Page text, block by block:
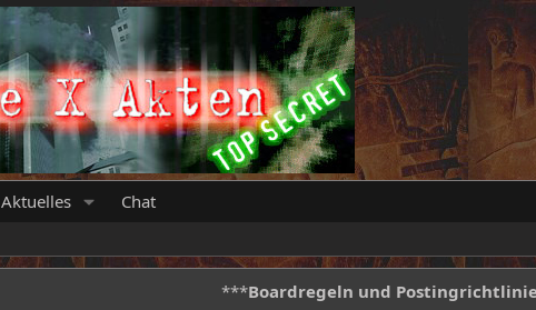
Aktuelles Chat
***Boardregeln und